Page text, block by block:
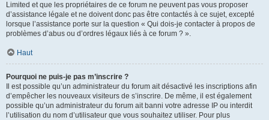
Limited et que les propriétaires de ce forum ne peuvent pas vous proposer
d’assistance légale et ne doivent donc pas être contactés à ce sujet, excepté
lorsque l’assistance porte sur la question « Qui dois-je contacter à propos de
problèmes d’abus ou d’ordres légaux liés à ce forum ? ».
Haut
Pourquoi ne puis-je pas m’inscrire ?
Il est possible qu’un administrateur du forum ait désactivé les inscriptions afin
d’empêcher les nouveaux visiteurs de s’inscrire. De même, il est également
possible qu’un administrateur du forum ait banni votre adresse IP ou interdit
l’utilisation du nom d’utilisateur que vous souhaitez utiliser. Pour plus